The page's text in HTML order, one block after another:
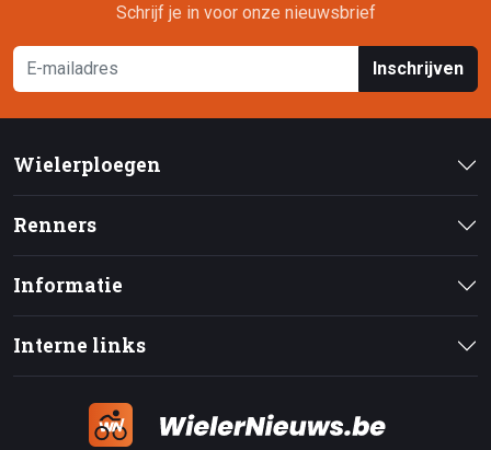
Schrijf je in voor onze nieuwsbrief
Inschrijven
Wielerploegen
Renners
Informatie
Interne links